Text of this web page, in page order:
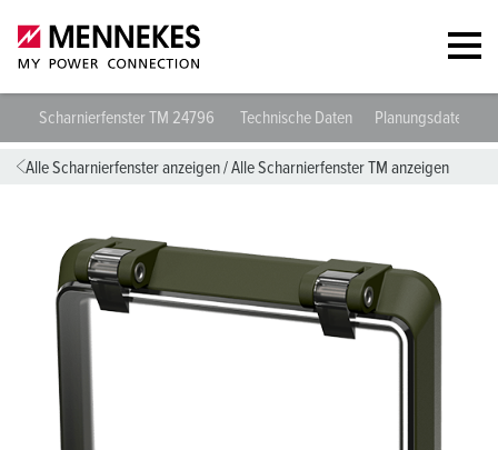
Scharnierfenster TM 24796 Technische Daten Planungsdaten &
Alle Scharnierfenster anzeigen/Alle Scharnierfenster TM anzeigen